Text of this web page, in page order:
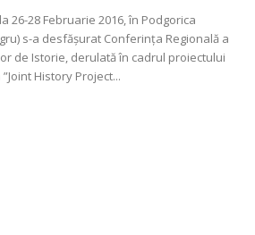
26-28 Februarie 2016, în Podgorica
s-a desfăşurat Conferinţa Regională a
de Istorie, derulată în cadrul proiectului
History Project...